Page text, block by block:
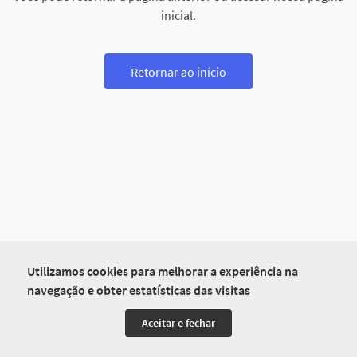
Utilizamos cookies para melhorar a experiência na
navegação e obter estatísticas das visitas
Aceitar e fechar
inicial.
Retornar ao início